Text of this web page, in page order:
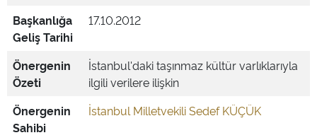
Başkanlığa
Geliş Tarihi
17.10.2012
Önergenin
Özeti
İstanbul'daki taşınmaz kültür varlıklarıyla
ilgili verilere ilişkin
Önergenin
Sahibi
İstanbul Milletvekili Sedef KÜÇÜK